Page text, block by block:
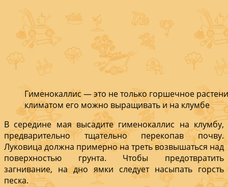
Гименокаллис — это не только горшечное
климатом его можно выращивать и на клумбе
В середине мая высадите гименокаллис на клумбу,
предварительно тщательно перекопав почву.
Луковица должна примерно на треть возвышаться над
поверхностью грунта. Чтобы предотвратить
загнивание, на дно ямки следует насыпать горсть
песка.